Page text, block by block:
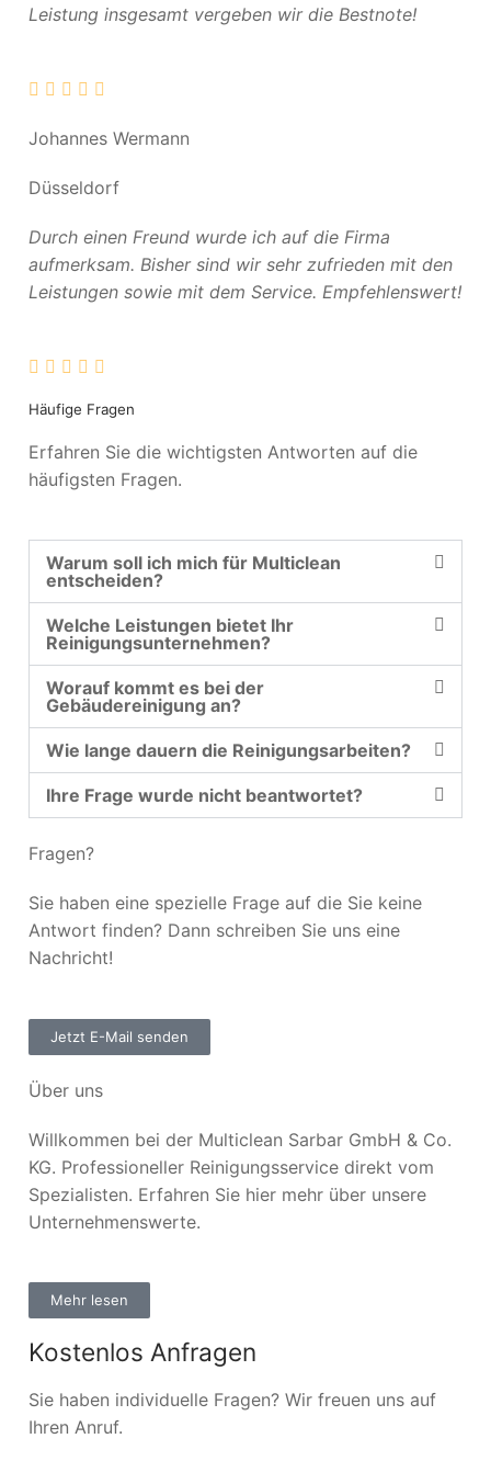
Leistung insgesamt vergeben wir die Bestnote!
Johannes Wermann
Düsseldorf
Durch einen Freund wurde ich auf die Firma
aufmerksam. Bisher sind wir sehr zufrieden mit den
Leistungen sowie mit dem Service. Empfehlenswert!
Häufige Fragen
Erfahren Sie die wichtigsten Antworten auf die
häufigsten Fragen.
Warum soll ich mich für Multiclean
entscheiden?
Welche Leistungen bietet Ihr
Reinigungsunternehmen?
Worauf kommt es bei der
Gebäudereinigung an?
Wie lange dauern die Reinigungsarbeiten?
Ihre Frage wurde nicht beantwortet?
Fragen?
Sie haben eine spezielle Frage auf die Sie keine
Antwort finden? Dann schreiben Sie uns eine
Nachricht!
Jetzt E-Mail senden
Über uns
Willkommen bei der Multiclean Sarbar GmbH & Co.
KG. Professioneller Reinigungsservice direkt vom
Spezialisten. Erfahren Sie hier mehr über unsere
Unternehmenswerte.
Mehr lesen
Kostenlos Anfragen
Sie haben individuelle Fragen? Wir freuen uns auf
Ihren Anruf.